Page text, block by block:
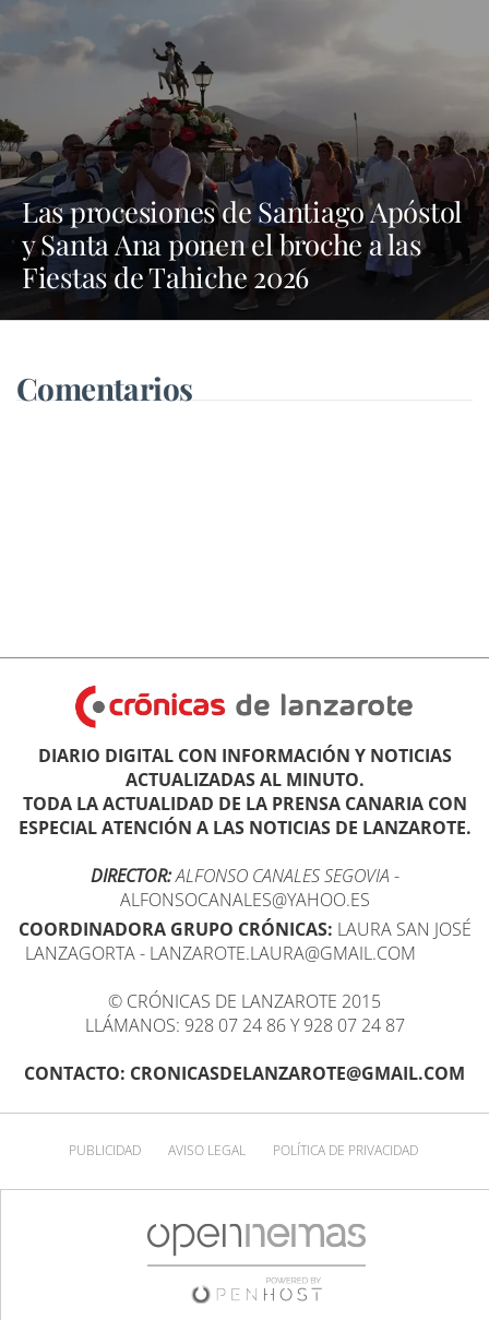
Las procesiones de Santiago Apóstol
y Santa Ana ponen el broche a las
Fiestas de Tahiche 2026
Comentarios
DIARIO DIGITAL CON INFORMACIÓN Y NOTICIAS
ACTUALIZADAS AL MINUTO.
TODA LA ACTUALIDAD DE LA PRENSA CANARIA CON
ESPECIAL ATENCIÓN A LAS NOTICIAS DE LANZAROTE.
DIRECTOR:ALFONSO CANALES SEGOVIA -
ALFONSOCANALES@YAHOO.ES
COORDINADORA GRUPO CRÓNICAS: LAURA SAN JOSÉ
LANZAGORTA - LANZAROTE.LAURA@GMAIL.COM
© CRÓNICAS DE LANZAROTE 2015
LLÁMANOS: 928 07 24 86 Y 928 07 24 87
CONTACTO: CRONICASDELANZAROTE@GMAIL.COM
PUBLICIDAD AVISO LEGAL POLÍTICA DE PRIVACIDAD